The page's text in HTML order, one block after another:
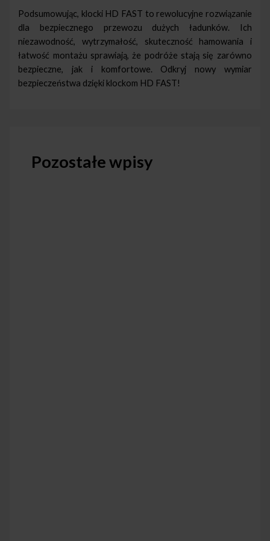
Podsumowując, klocki HD FAST to rewolucyjne rozwiązanie
dla bezpiecznego przewozu dużych ładunków. Ich
niezawodność, wytrzymałość, skuteczność hamowania i
łatwość montażu sprawiają, że podróże stają się zarówno
bezpieczne, jak i komfortowe. Odkryj nowy wymiar
bezpieczeństwa dzięki klockom HD FAST!
Pozostałe wpisy